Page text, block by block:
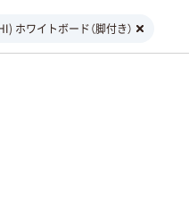
ホワイトボード（脚付き）